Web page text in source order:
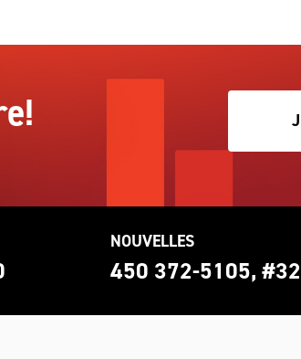
NOUVELLES
450 372-5105, #32